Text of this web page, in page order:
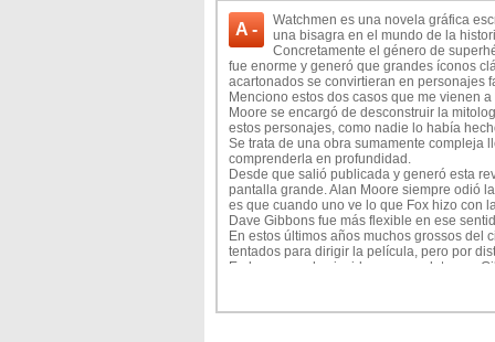
A -
Watchmen es una novela gráfica
una bisagra en el mundo de la
Concretamente el género de
fue enorme y generó que grandes íconos
acartonados se convirtieran en personajes
Menciono estos dos casos que me vienen
Moore se encargó de desconstruir la
estos personajes, como nadie lo había
Se trata de una obra sumamente compleja
comprenderla en profundidad.
Desde que salió publicada y generó esta
pantalla grande. Alan Moore siempre odió
es que cuando uno ve lo que Fox hizo con
Dave Gibbons fue más flexible en ese
En estos últimos años muchos grossos del
tentados para dirigir la película, pero por
En lo personal coincido por completo con
mejor como una miniserie de gran
En consecuencia, cuando me senté en la
esperar que la obra de Moore y Gibbons